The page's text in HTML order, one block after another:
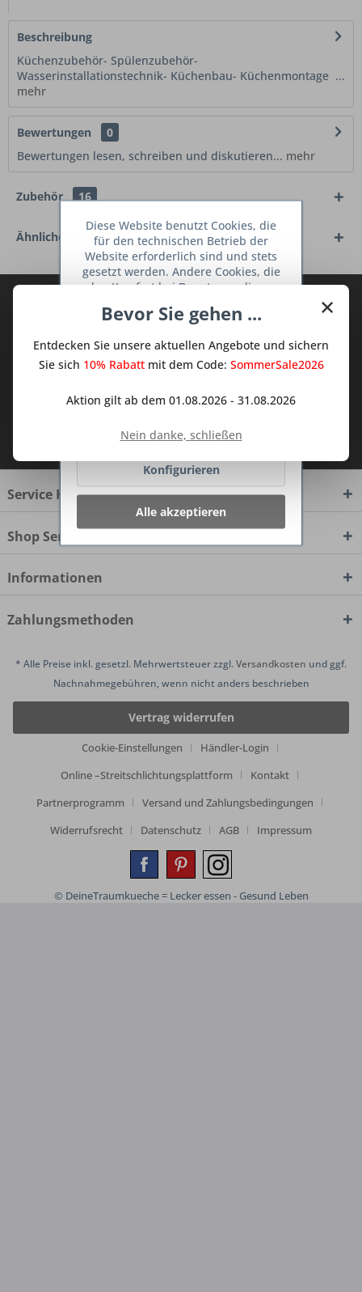
Beschreibung
Küchenzubehör- Spülenzubehör-
Wasserinstallationstechnik- Küchenbau- Küchenmontage ...
mehr
Bewertungen
0
Bewertungen lesen, schreiben und diskutieren... mehr
Zubehör 16
Ähnliche Artikel
TraumKüche Newsletter und verpassen
Sie keine Neuigkeit oder Aktion mehr aus
dem Traum Küchen - Shop.
zur Kenntnis genommen.
Service Hotline
Shop Service
Informationen
Zahlungsmethoden
* Alle Preise inkl. gesetzl. Mehrwertsteuer zzgl.Versandkosten und ggf.
Nachnahmegebühren, wenn nicht anders beschrieben
Vertrag widerrufen
Cookie-Einstellungen
Händler-Login
Online –Streitschlichtungsplattform
Kontakt
Partnerprogramm
Versand und Zahlungsbedingungen
Widerrufsrecht
Datenschutz AGB Impressum
© DeineTraumkueche = Lecker essen - Gesund Leben
×
Bevor Sie gehen ...
Entdecken Sie unsere aktuellen Angebote und sichern
Sie sich 10% Rabattmit dem Code: SommerSale2026
Aktion gilt ab dem 01.08.2026 - 31.08.2026
Nein danke, schließen
Diese Website benutzt Cookies, die
für den technischen Betrieb der
Website erforderlich sind und stets
gesetzt werden. Andere Cookies, die
den Komfort bei Benutzung dieser
dienen oder die Interaktion mit
Netzwerken vereinfachen sollen,
werden nur mit Ihrer Zustimmung
Ablehnen
Konfigurieren
Alle akzeptieren